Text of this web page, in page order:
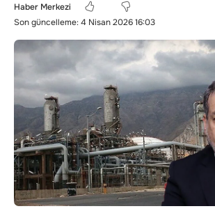
Son güncelleme: 4 Nisan 2026 16:03
Haber Merkezi